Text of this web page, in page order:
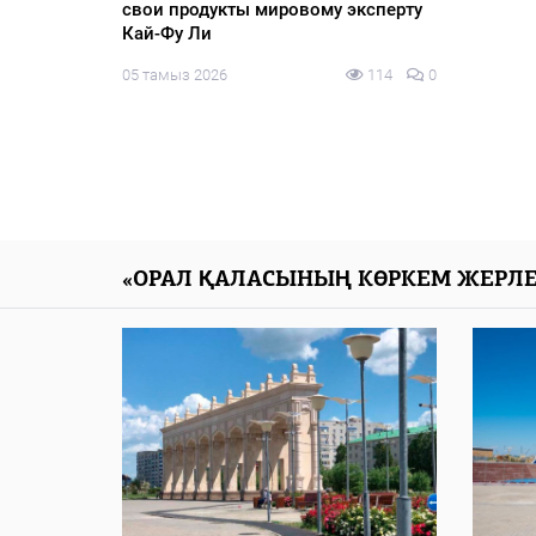
свои продукты мировому эксперту
Кай-Фу Ли
05 тамыз 2026 114 0
«ОРАЛ ҚАЛАСЫНЫҢ КӨРКЕМ